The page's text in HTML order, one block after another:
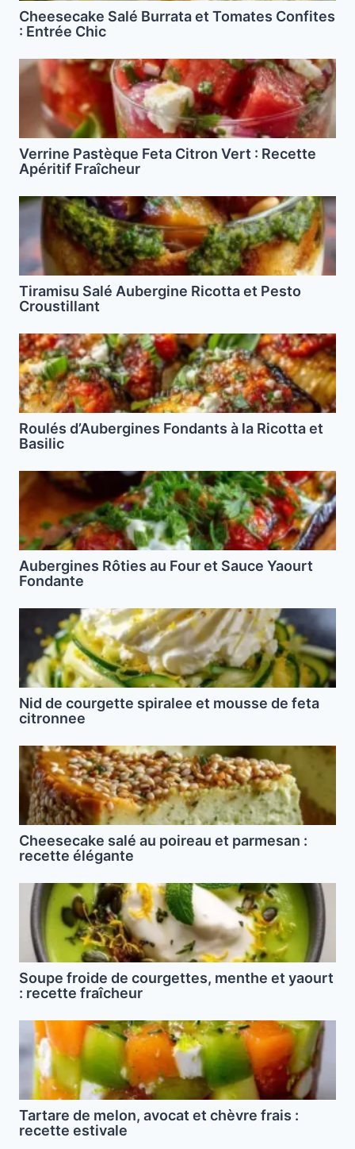
Cheesecake Salé Burrata et Tomates Confites
: Entrée Chic
Verrine Pastèque Feta Citron Vert : Recette
Apéritif Fraîcheur
Tiramisu Salé Aubergine Ricotta et Pesto
Croustillant
Roulés d’Aubergines Fondants à la Ricotta et
Basilic
Aubergines Rôties au Four et Sauce Yaourt
Fondante
Nid de courgette spiralee et mousse de feta
citronnee
Cheesecake salé au poireau et parmesan :
recette élégante
Soupe froide de courgettes, menthe et yaourt
: recette fraîcheur
Tartare de melon, avocat et chèvre frais :
recette estivale